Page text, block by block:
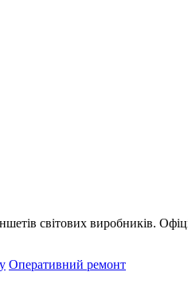
світових виробників.
Оперативний ремонт